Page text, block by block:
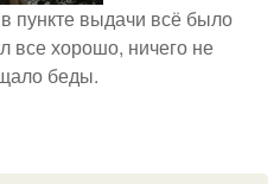
пункте выдачи всё было
все хорошо, ничего не
беды.